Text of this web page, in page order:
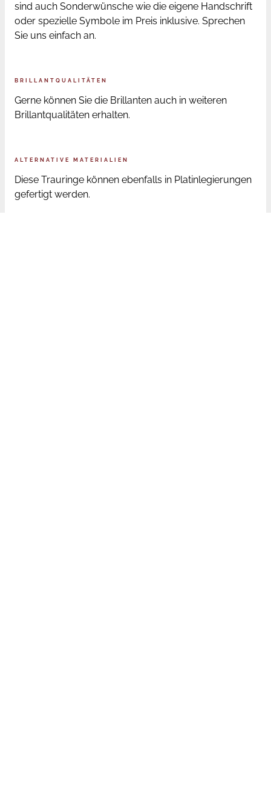
sind auch Sonderwünsche wie die eigene Handschrift
oder spezielle Symbole im Preis inklusive. Sprechen
Sie uns einfach an.
BRILLANTQUALITÄTEN
Gerne können Sie die Brillanten auch in weiteren
Brillantqualitäten erhalten.
ALTERNATIVE MATERIALIEN
Diese Trauringe können ebenfalls in Platinlegierungen
gefertigt werden.